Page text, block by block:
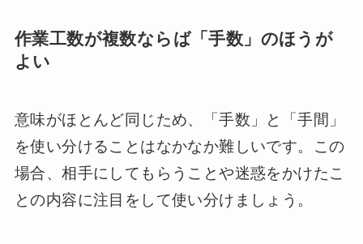
作業工数が複数ならば「手数」のほうが
よい
意味がほとんど同じため、「手数」と「手間」
を使い分けることはなかなか難しいです。この
場合、相手にしてもらうことや迷惑をかけたこ
との内容に注目をして使い分けましょう。